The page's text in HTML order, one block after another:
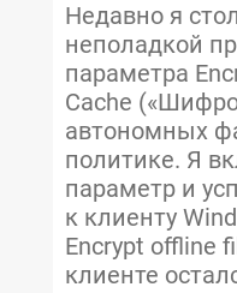
Недавно я
неполадкой
параметра
Cache
автономных
политике. Я
параметр и
к клиенту
Encrypt offline
клиенте